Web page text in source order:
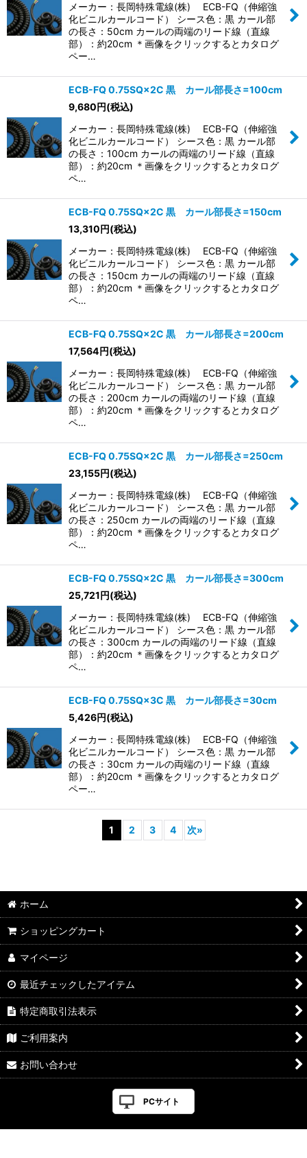
メーカー：長岡特殊電線(株) ECB-FQ（伸縮強
化ビニルカールコード） シース色：黒 カール部
の長さ：50cm カールの両端のリード線（直線
部）：約20cm ＊画像をクリックするとカタログ
ペー…
ECB-FQ 0.75SQ×2C 黒 カール部長さ=100cm
9,680円(税込)
メーカー：長岡特殊電線(株) ECB-FQ（伸縮強
化ビニルカールコード） シース色：黒 カール部
の長さ：100cm カールの両端のリード線（直線
部）：約20cm ＊画像をクリックするとカタログ
ペ…
ECB-FQ 0.75SQ×2C 黒 カール部長さ=150cm
13,310円(税込)
メーカー：長岡特殊電線(株) ECB-FQ（伸縮強
化ビニルカールコード） シース色：黒 カール部
の長さ：150cm カールの両端のリード線（直線
部）：約20cm ＊画像をクリックするとカタログ
ペ…
ECB-FQ 0.75SQ×2C 黒 カール部長さ=200cm
17,564円(税込)
メーカー：長岡特殊電線(株) ECB-FQ（伸縮強
化ビニルカールコード） シース色：黒 カール部
の長さ：200cm カールの両端のリード線（直線
部）：約20cm ＊画像をクリックするとカタログ
ペ…
ECB-FQ 0.75SQ×2C 黒 カール部長さ=250cm
23,155円(税込)
メーカー：長岡特殊電線(株) ECB-FQ（伸縮強
化ビニルカールコード） シース色：黒 カール部
の長さ：250cm カールの両端のリード線（直線
部）：約20cm ＊画像をクリックするとカタログ
ペ…
ECB-FQ 0.75SQ×2C 黒 カール部長さ=300cm
25,721円(税込)
メーカー：長岡特殊電線(株) ECB-FQ（伸縮強
化ビニルカールコード） シース色：黒 カール部
の長さ：300cm カールの両端のリード線（直線
部）：約20cm ＊画像をクリックするとカタログ
ペ…
ECB-FQ 0.75SQ×3C 黒 カール部長さ=30cm
5,426円(税込)
メーカー：長岡特殊電線(株) ECB-FQ（伸縮強
化ビニルカールコード） シース色：黒 カール部
の長さ：30cm カールの両端のリード線（直線
部）：約20cm ＊画像をクリックするとカタログ
ペー…
1 2 3 4 次»
ホーム
ショッピングカート
マイページ
最近チェックしたアイテム
特定商取引法表示
ご利用案内
お問い合わせ
PCサイト